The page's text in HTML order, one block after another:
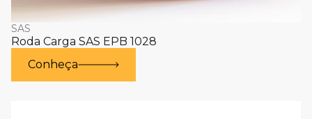
SAS
Roda Carga SAS EPB 1028
Conheça